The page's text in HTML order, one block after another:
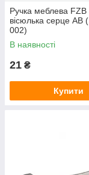
Ручка меблева
вісюлька серце AB
002)
В наявності
21 ₴
Купити